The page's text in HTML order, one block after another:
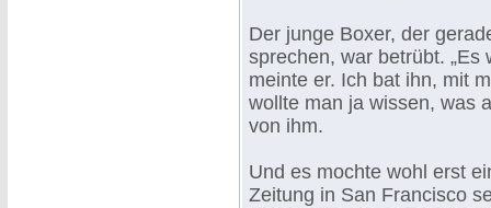
Der junge Boxer, der
sprechen, war betrübt.
meinte er. Ich bat ihn, mit
wollte man ja wissen, was
von ihm.
Und es mochte wohl erst
Zeitung in San Francisco